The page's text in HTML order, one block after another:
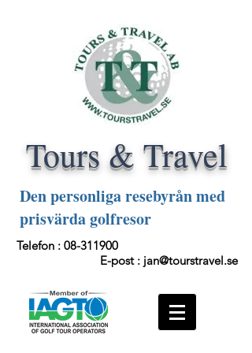
Tours & Travel
Den personliga resebyrån med
prisvärda golfresor
Telefon : 08-311900
E-post : jan@tourstravel.se